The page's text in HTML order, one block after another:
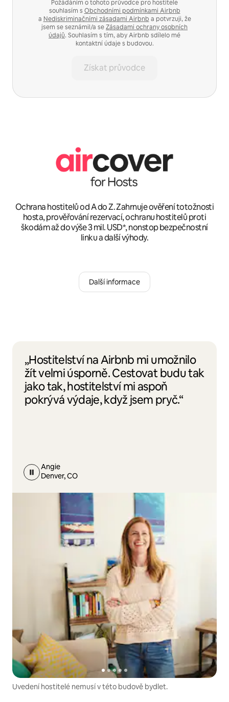
Požádáním o tohoto průvodce pro hostitele
souhlasím s Obchodními podmínkami Airbnb
a Nediskriminačními zásadami Airbnb a potvrzuji, že
jsem se seznámil/a seZásadami ochrany osobních
údajů. Souhlasím s tím, aby Airbnb sdílelo mé
kontaktní údaje s budovou.
Získat průvodce
Ochrana hostitelů od A do Z. Zahrnuje ověření totožnosti
hosta, prověřování rezervací, ochranu hostitelů proti
škodám až do výše 3 mil. USD*, nonstop bezpečnostní
linku a další výhody.
Další informace
„Hostitelství na Airbnb mi umožnilo
žít velmi úsporně. Cestovat budu tak
jako tak, hostitelství mi aspoň
pokrývá výdaje, když jsem pryč.“
Angie
Denver, CO
Uvedení hostitelé nemusí v této budově bydlet.